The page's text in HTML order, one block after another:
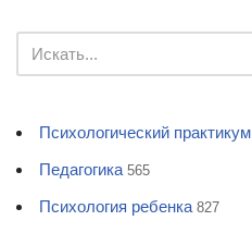
Психологический практикум
Педагогика 565
Психология ребенка 827